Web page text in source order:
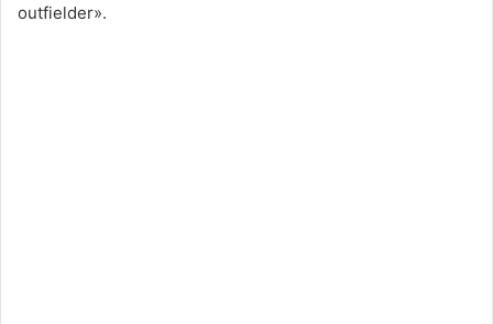
outfielder».